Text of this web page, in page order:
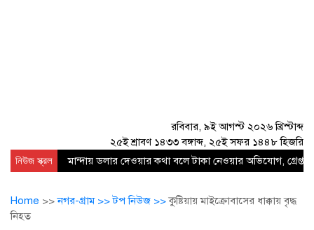
রবিবার, ৯ই আগস্ট ২০২৬ খ্রিস্টাব্দ
২৫ই শ্রাবণ ১৪৩৩ বঙ্গাব্দ, ২৫ই সফর ১৪৪৮ হিজরি
নিউজ স্ক্রল মান্দায় ডলার দেওয়ার কথা বলে টাকা নেওয়ার অভিযোগ,
Home >>নগর-গ্রাম >>টপ নিউজ >>কুষ্টিয়ায় মাইক্রোবাসের ধাক্কায় বৃদ্ধ
নিহত